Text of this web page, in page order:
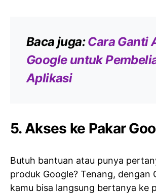
Baca juga:Cara Ganti
Google untuk
Aplikasi
5. Akses ke Pakar
Butuh bantuan atau punya
produk Google? Tenang, dengan
kamu bisa langsung bertanya ke